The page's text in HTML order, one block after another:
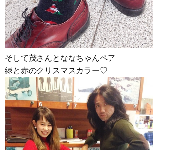
そして茂さんとななちゃんペア
緑と赤のクリスマスカラー♡